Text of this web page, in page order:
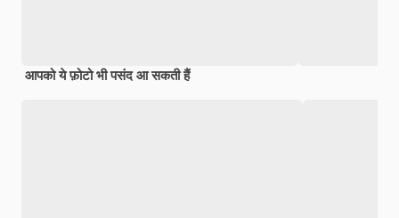
आपको ये फ़ोटो भी पसंद आ सकती हैं